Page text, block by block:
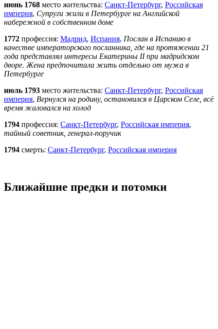
июнь 1768 место жительства: Санкт-Петербург, Российская
империя, Супруги жили в Петербурге на Английской
набережной в собственном доме
1772 профессия: Мадрид, Испания, Послан в Испанию в
качестве императорского посланника, где на протяжении 21
года представлял интересы Екатерины II при мадридском
дворе. Жена предпочитала жить отдельно от мужа в
Петербурге
июль 1793 место жительства: Санкт-Петербург, Российская
империя, Вернулся на родину, остановился в Царском Селе, всё
время жаловался на холод
1794 профессия: Санкт-Петербург, Российская империя,
тайный советник, генерал-поручик
1794 смерть: Санкт-Петербург, Российская империя
Ближайшие предки и потомки